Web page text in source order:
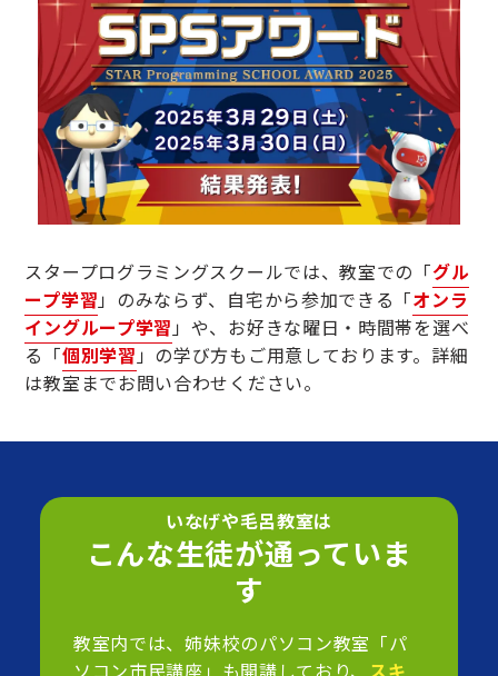
スタープログラミングスクールでは、教室での「グル
ープ学習 」のみならず、自宅から参加できる「オンラ
イングループ学習 」や、お好きな曜日・時間帯を選べ
る「個別学習 」の学び方もご用意しております。詳細
は教室までお問い合わせください。
いなげや毛呂教室は
こんな生徒が通っていま
す
教室内では、姉妹校のパソコン教室「パ